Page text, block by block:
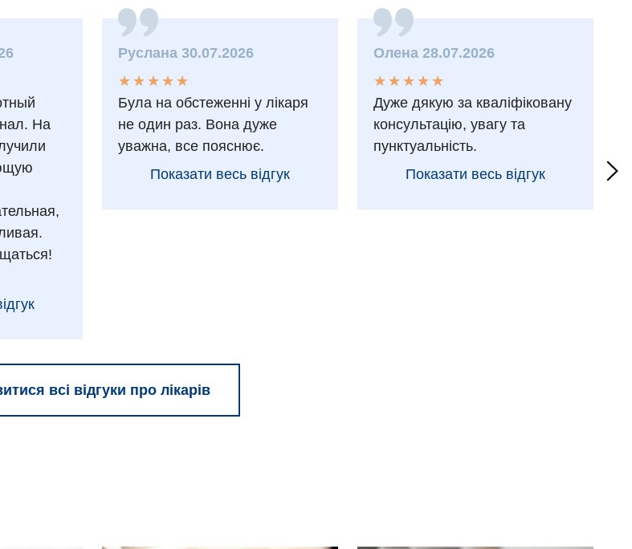
На
Руслана 30.07.2026
★
★
★
★
★
★ ★ ★ ★ ★
Була на обстеженні у лікаря
не один раз. Вона дуже
уважна, все пояснює.
Показати весь відгук
Олена 28.07.2026
★
★
★
★
★
★ ★ ★ ★ ★
Дуже дякую за кваліфіковану
консультацію, увагу та
пунктуальність.
Показати весь відгук
всі відгуки про лікарів